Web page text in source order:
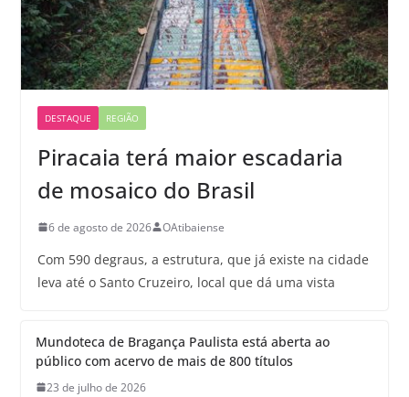
DESTAQUE REGIÃO
Piracaia terá maior escadaria
de mosaico do Brasil
6 de agosto de 2026 OAtibaiense
Com 590 degraus, a estrutura, que já existe na cidade
leva até o Santo Cruzeiro, local que dá uma vista
Mundoteca de Bragança Paulista está aberta ao
público com acervo de mais de 800 títulos
23 de julho de 2026